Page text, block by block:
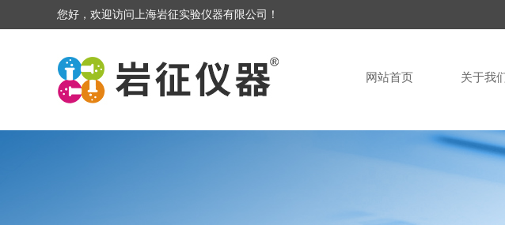
您好，欢迎访问上海岩征实验仪器有限公司！
网站首页 关于我